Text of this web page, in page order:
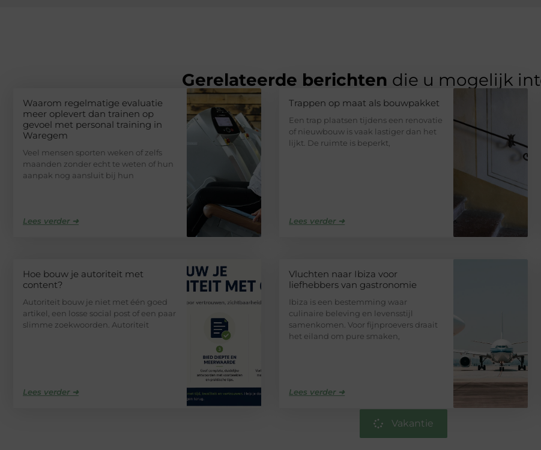
Gerelateerde berichten die u mogelijk
Waarom regelmatige evaluatie
meer oplevert dan trainen op
gevoel met personal training in
Waregem
Veel mensen sporten weken of zelfs
maanden zonder echt te weten of hun
aanpak nog aansluit bij hun
Lees verder ➜
Trappen op maat als bouwpakket
Een trap plaatsen tijdens een renovatie
of nieuwbouw is vaak lastiger dan het
lijkt. De ruimte is beperkt,
Lees verder ➜
Hoe bouw je autoriteit met
content?
Autoriteit bouw je niet met één goed
artikel, een losse social post of een paar
slimme zoekwoorden. Autoriteit
Lees verder ➜
Vluchten naar Ibiza voor
liefhebbers van gastronomie
Ibiza is een bestemming waar
culinaire beleving en levensstijl
samenkomen. Voor fijnproevers draait
het eiland om pure smaken,
Lees verder ➜
Vakantie